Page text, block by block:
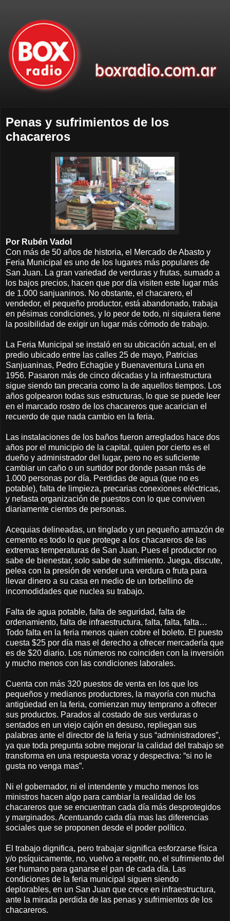
Penas y sufrimientos de los
chacareros
Por Rubén Vadol
Con más de 50 años de historia, el Mercado de Abasto y
Feria Municipal es uno de los lugares más populares de
San Juan. La gran variedad de verduras y frutas, sumado a
los bajos precios, hacen que por día visiten este lugar más
de 1.000 sanjuaninos. No obstante, el chacarero, el
vendedor, el pequeño productor, está abandonado, trabaja
en pésimas condiciones, y lo peor de todo, ni siquiera tiene
la posibilidad de exigir un lugar más cómodo de trabajo.
La Feria Municipal se instaló en su ubicación actual, en el
predio ubicado entre las calles 25 de mayo, Patricias
Sanjuaninas, Pedro Echagüe y Buenaventura Luna en
1956. Pasaron más de cinco décadas y la infraestructura
sigue siendo tan precaria como la de aquellos tiempos. Los
años golpearon todas sus estructuras, lo que se puede leer
en el marcado rostro de los chacareros que acarician el
recuerdo de que nada cambio en la feria.
Las instalaciones de los baños fueron arreglados hace dos
años por el municipio de la capital, quien por cierto es el
dueño y administrador del lugar, pero no es suficiente
cambiar un caño o un surtidor por donde pasan más de
1.000 personas por día. Perdidas de agua (que no es
potable), falta de limpieza, precarias conexiones eléctricas,
y nefasta organización de puestos con lo que conviven
diariamente cientos de personas.
Acequias delineadas, un tinglado y un pequeño armazón de
cemento es todo lo que protege a los chacareros de las
extremas temperaturas de San Juan. Pues el productor no
sabe de bienestar, solo sabe de sufrimiento. Juega, discute,
pelea con la presión de vender una verdura o fruta para
llevar dinero a su casa en medio de un torbellino de
incomodidades que nuclea su trabajo.
Falta de agua potable, falta de seguridad, falta de
ordenamiento, falta de infraestructura, falta, falta, falta…
Todo falta en la feria menos quien cobre el boleto. El puesto
cuesta $25 por día mas el derecho a ofrecer mercadería que
es de $20 diario. Los números no coinciden con la inversión
y mucho menos con las condiciones laborales.
Cuenta con más 320 puestos de venta en los que los
pequeños y medianos productores, la mayoría con mucha
antigüedad en la feria, comienzan muy temprano a ofrecer
sus productos. Parados al costado de sus verduras o
sentados en un viejo cajón en desuso, repliegan sus
palabras ante el director de la feria y sus “administradores”,
ya que toda pregunta sobre mejorar la calidad del trabajo se
transforma en una respuesta voraz y despectiva: “si no le
gusta no venga mas”.
Ni el gobernador, ni el intendente y mucho menos los
ministros hacen algo para cambiar la realidad de los
chacareros que se encuentran cada día más desprotegidos
y marginados. Acentuando cada día mas las diferencias
sociales que se proponen desde el poder político.
El trabajo dignifica, pero trabajar significa esforzarse física
y/o psíquicamente, no, vuelvo a repetir, no, el sufrimiento del
ser humano para ganarse el pan de cada día. Las
condiciones de la feria municipal siguen siendo
deplorables, en un San Juan que crece en infraestructura,
ante la mirada perdida de las penas y sufrimientos de los
chacareros.